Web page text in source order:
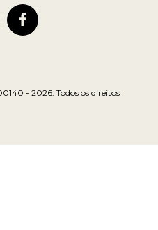
- 2026. Todos os direitos